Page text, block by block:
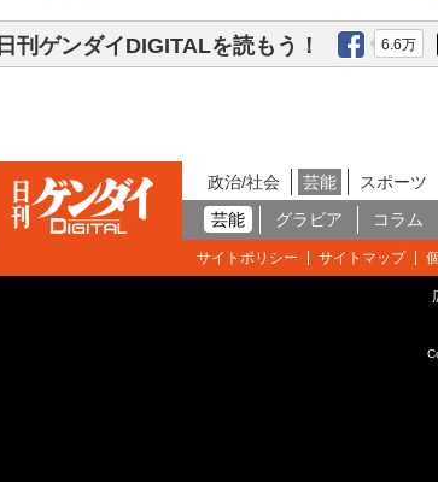
日刊ゲンダイDIGITALを読もう！ 6.6万
政治/社会 芸能 スポーツ
芸能
グラビア コラム
サイトポリシー サイトマップ